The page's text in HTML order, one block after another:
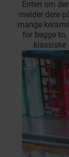
Enten om
melder dere
mange
for begge to,
klassiske